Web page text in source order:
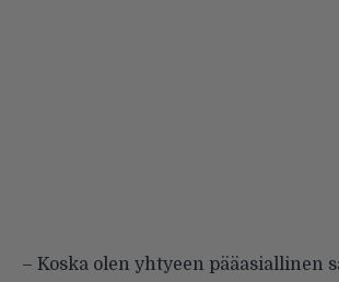
– Koska olen yhtyeen pääasiallinen